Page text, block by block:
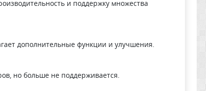
и поддержку множества
дополнительные функции и улучшения.
но больше не поддерживается.